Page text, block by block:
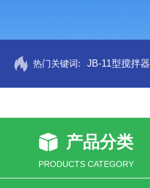
热门关键词: JB-11型搅拌器
产品分类
PRODUCTS CATEGORY